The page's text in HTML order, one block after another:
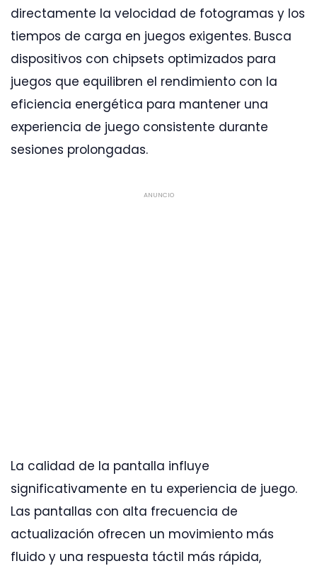
directamente la velocidad de fotogramas y los
tiempos de carga en juegos exigentes. Busca
dispositivos con chipsets optimizados para
juegos que equilibren el rendimiento con la
eficiencia energética para mantener una
experiencia de juego consistente durante
sesiones prolongadas.
ANUNCIO
La calidad de la pantalla influye
significativamente en tu experiencia de juego.
Las pantallas con alta frecuencia de
actualización ofrecen un movimiento más
fluido y una respuesta táctil más rápida,